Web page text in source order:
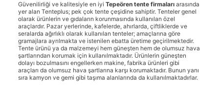
Güvenilirliği ve kalitesiyle en iyi Tepeören tente firmaları arasında
yer alan Tenteplus; pek çok tente çeşidine sahiptir. Tenteler genel
olarak ürünlerin ve gıdaların korunmasında kullanılan özel
araçlardır. Pazar yerlerinde, kafelerde, ahırlarda, çiftliklerde ve
seralarda ağırlıklı olarak kullanılan tenteler; amaçlarına göre
gramajlara ayrılmakta ve istenilen ebatta üretime geçirilmektedir.
Tente ürünü ya da malzemeyi hem güneşten hem de olumsuz hava
şartlarından korumak için kullanılmaktadır. Ürünlerin güneşten
dolayı bozulmasını engellerken makine, fabrika ürünleri gibi
araçları da olumsuz hava şartlarına karşı korumaktadır. Bunun yanı
sıra kamyon ve gemi gibi taşıma alanlarında da kullanılmaktadırlar.